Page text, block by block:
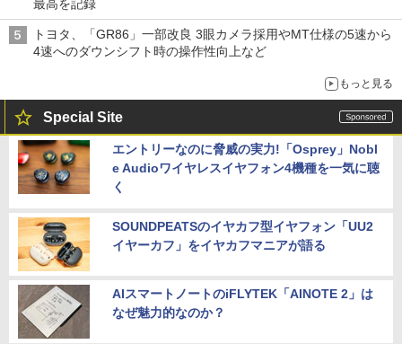
最高を記録
トヨタ、「GR86」一部改良 3眼カメラ採用やMT仕様の5速から
4速へのダウンシフト時の操作性向上など
もっと見る
Special Site
エントリーなのに脅威の実力!「Osprey」Nobl
e Audioワイヤレスイヤフォン4機種を一気に聴
く
SOUNDPEATSのイヤカフ型イヤフォン「UU2
イヤーカフ」をイヤカフマニアが語る
AIスマートノートのiFLYTEK「AINOTE 2」は
なぜ魅力的なのか？